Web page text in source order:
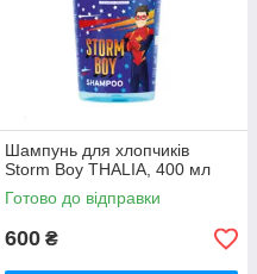
Шампунь для хлопчиків
Storm Boy THALIA, 400 мл
Готово до відправки
600 ₴